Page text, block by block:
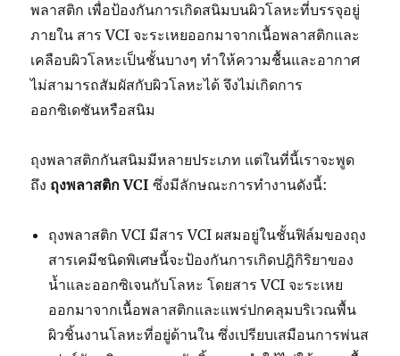
พลาสติก เพื่อป้องกันการเกิดสนิมบนผิวโลหะที่บรรจุอยู่
ภายใน สาร VCI จะระเหยออกมาจากเนื้อพลาสติกและ
เคลือบผิวโลหะเป็นชั้นบางๆ ทำให้ความชื้นและอากาศ
ไม่สามารถสัมผัสกับผิวโลหะได้ จึงไม่เกิดการ
ออกซิเดชันหรือสนิม
ถุงพลาสติกกันสนิมมีหลายประเภท แต่ในที่นี้เราจะพูด
ถึง ถุงพลาสติก VCI ซึ่งมีลักษณะการทำงานดังนี้:
ถุงพลาสติก VCI มีสาร VCI ผสมอยู่ในชั้นฟิล์มของถุง
สารเคมีชนิดพิเศษนี้จะป้องกันการเกิดปฎิกิริยาของ
น้ำและออกซิเจนกับโลหะ โดยสาร VCI จะระเหย
ออกมาจากเนื้อพลาสติกและแพร่ปกคลุมบริเวณพื้น
ผิวชิ้นงานโลหะที่อยู่ด้านใน ซึ่งเปรียบเสมือนการพ่นส